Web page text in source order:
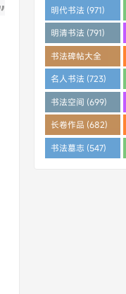
明代书法 (971)
明清书法 (791)
书法碑帖大全
(784)
名人书法 (723)
书法空间 (699)
长卷作品 (682)
书法墓志 (547)